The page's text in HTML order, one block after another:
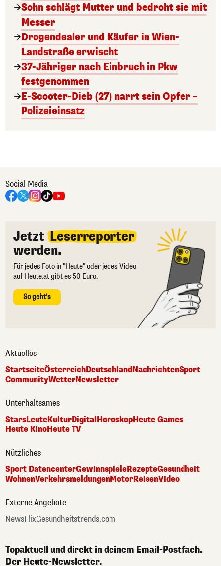
Sohn schlägt Mutter und bedroht sie mit
Messer
Drogendealer und Käufer in Wien-
Landstraße erwischt
37-Jähriger nach Einbruch in Pkw
festgenommen
E-Scooter-Dieb (27) narrt sein Opfer –
Polizeieinsatz
Social Media
Jetzt Leserreporter
werden.
Für jedes Foto in "Heute" oder jedes Video
auf Heute.at gibt es 50 Euro.
So geht's
Aktuelles
StartseiteÖsterreichDeutschlandNachrichtenSport
CommunityWetterNewsletter
Unterhaltsames
StarsLeuteKulturDigitalHoroskopHeute Games
Heute KinoHeute TV
Nützliches
Sport DatencenterGewinnspieleRezepteGesundheit
WohnenVerkehrsmeldungenMotorReisenVideo
Externe Angebote
NewsFlixGesundheitstrends.com
Topaktuell und direkt in deinem Email-Postfach.
Der Heute-Newsletter.